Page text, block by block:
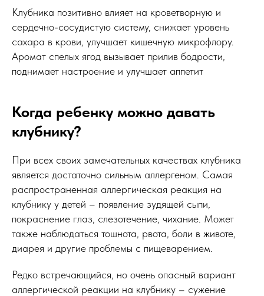
Клубника позитивно влияет на кроветворную и
сердечно-сосудистую систему, снижает уровень
сахара в крови, улучшает кишечную микрофлору.
Аромат спелых ягод вызывает прилив бодрости,
поднимает настроение и улучшает аппетит
Когда ребенку можно давать
клубнику?
При всех своих замечательных качествах клубника
является достаточно сильным аллергеном. Самая
распространенная аллергическая реакция на
клубнику у детей – появление зудящей сыпи,
покраснение глаз, слезотечение, чихание. Может
также наблюдаться тошнота, рвота, боли в животе,
диарея и другие проблемы с пищеварением.
Редко встречающийся, но очень опасный вариант
аллергической реакции на клубнику – сужение